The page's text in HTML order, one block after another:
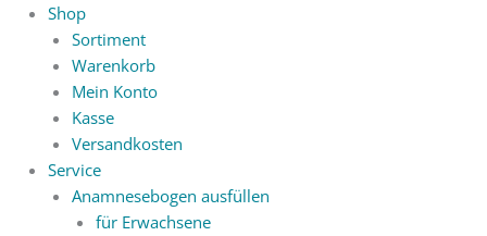
Shop
Sortiment
Warenkorb
Mein Konto
Kasse
Versandkosten
Service
Anamnesebogen ausfüllen
für Erwachsene